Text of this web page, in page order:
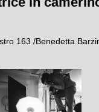
163 /Benedetta